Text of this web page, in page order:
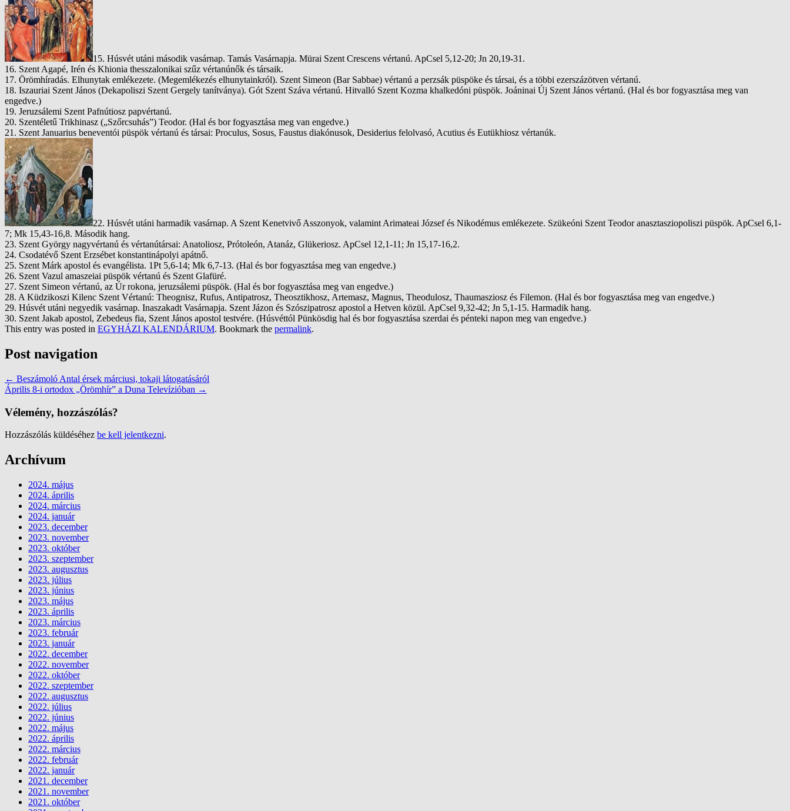
15. Húsvét utáni második vasárnap. Tamás Vasárnapja. Mürai Szent Crescens vértanú. ApCsel 5,12-20; Jn 20,19-31.
16. Szent Agapé, Irén és Khionia thesszalonikai szűz vértanúnők és társaik.
17. Örömhíradás. Elhunytak emlékezete. (Megemlékezés elhunytainkról). Szent Simeon (Bar Sabbae) vértanú a perzsák püspöke és társai, és a többi ezerszázötven vértanú.
18. Iszauriai Szent János (Dekapoliszi Szent Gergely tanítványa). Gót Szent Száva vértanú. Hitvalló Szent Kozma khalkedóni püspök. Joáninai Új Szent János vértanú. (Hal és bor fogyasztása meg van
engedve.)
19. Jeruzsálemi Szent Pafnútiosz papvértanú.
20. Szentéletű Trikhinasz („Szőrcsuhás”) Teodor. (Hal és bor fogyasztása meg van engedve.)
21. Szent Januarius beneventói püspök vértanú és társai: Proculus, Sosus, Faustus diakónusok, Desiderius felolvasó, Acutius és Eutükhiosz vértanúk.
22. Húsvét utáni harmadik vasárnap. A Szent Kenetvivő Asszonyok, valamint Arimateai József és Nikodémus emlékezete. Szükeóni Szent Teodor anasztasziopoliszi püspök. ApCsel 6,1-
7; Mk 15,43-16,8. Második hang.
23. Szent György nagyvértanú és vértanútársai: Anatoliosz, Prótoleón, Atanáz, Glükeriosz. ApCsel 12,1-11; Jn 15,17-16,2.
24. Csodatévő Szent Erzsébet konstantinápolyi apátnő.
25. Szent Márk apostol és evangélista. 1Pt 5,6-14; Mk 6,7-13. (Hal és bor fogyasztása meg van engedve.)
26. Szent Vazul amaszeiai püspök vértanú és Szent Glafüré.
27. Szent Simeon vértanú, az Úr rokona, jeruzsálemi püspök. (Hal és bor fogyasztása meg van engedve.)
28. A Küdzikoszi Kilenc Szent Vértanú: Theognisz, Rufus, Antipatrosz, Theosztikhosz, Artemasz, Magnus, Theodulosz, Thaumasziosz és Filemon. (Hal és bor fogyasztása meg van engedve.)
29. Húsvét utáni negyedik vasárnap. Inaszakadt Vasárnapja. Szent Jázon és Szószipatrosz apostol a Hetven közül. ApCsel 9,32-42; Jn 5,1-15. Harmadik hang.
30. Szent Jakab apostol, Zebedeus fia, Szent János apostol testvére. (Húsvéttól Pünkösdig hal és bor fogyasztása szerdai és pénteki napon meg van engedve.)
This entry was posted in EGYHÁZI KALENDÁRIUM. Bookmark the permalink.
Post navigation
← Beszámoló Antal érsek márciusi, tokaji látogatásáról
Április 8-i ortodox „Örömhír” a Duna Televízióban →
Vélemény, hozzászólás?
Hozzászólás küldéséhez be kell jelentkezni.
Archívum
2024. május
2024. április
2024. március
2024. január
2023. december
2023. november
2023. október
2023. szeptember
2023. augusztus
2023. július
2023. június
2023. május
2023. április
2023. március
2023. február
2023. január
2022. december
2022. november
2022. október
2022. szeptember
2022. augusztus
2022. július
2022. június
2022. május
2022. április
2022. március
2022. február
2022. január
2021. december
2021. november
2021. október